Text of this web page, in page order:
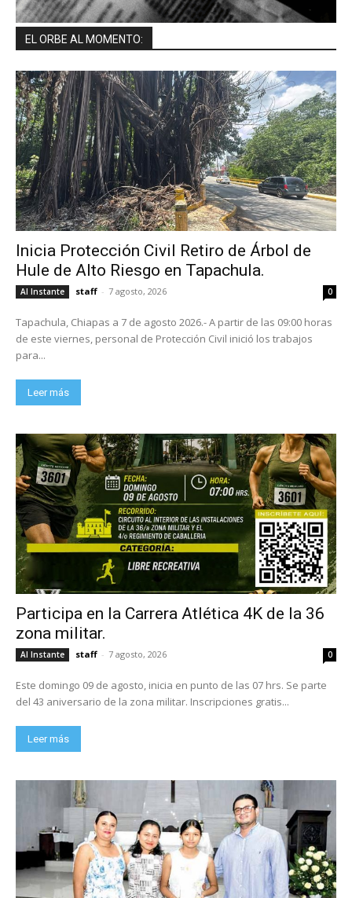
EL ORBE AL MOMENTO:
Inicia Protección Civil Retiro de Árbol de
Hule de Alto Riesgo en Tapachula.
Al Instante staff - 7 agosto, 2026 0
Tapachula, Chiapas a 7 de agosto 2026.- A partir de las 09:00 horas
de este viernes, personal de Protección Civil inició los trabajos
para...
Leer más
Participa en la Carrera Atlética 4K de la 36
zona militar.
Al Instante staff - 7 agosto, 2026 0
Este domingo 09 de agosto, inicia en punto de las 07 hrs. Se parte
del 43 aniversario de la zona militar. Inscripciones gratis...
Leer más